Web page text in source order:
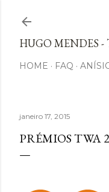
HUGO MENDES
HOME FAQ
janeiro 17, 2015
PRÉMIOS TWA